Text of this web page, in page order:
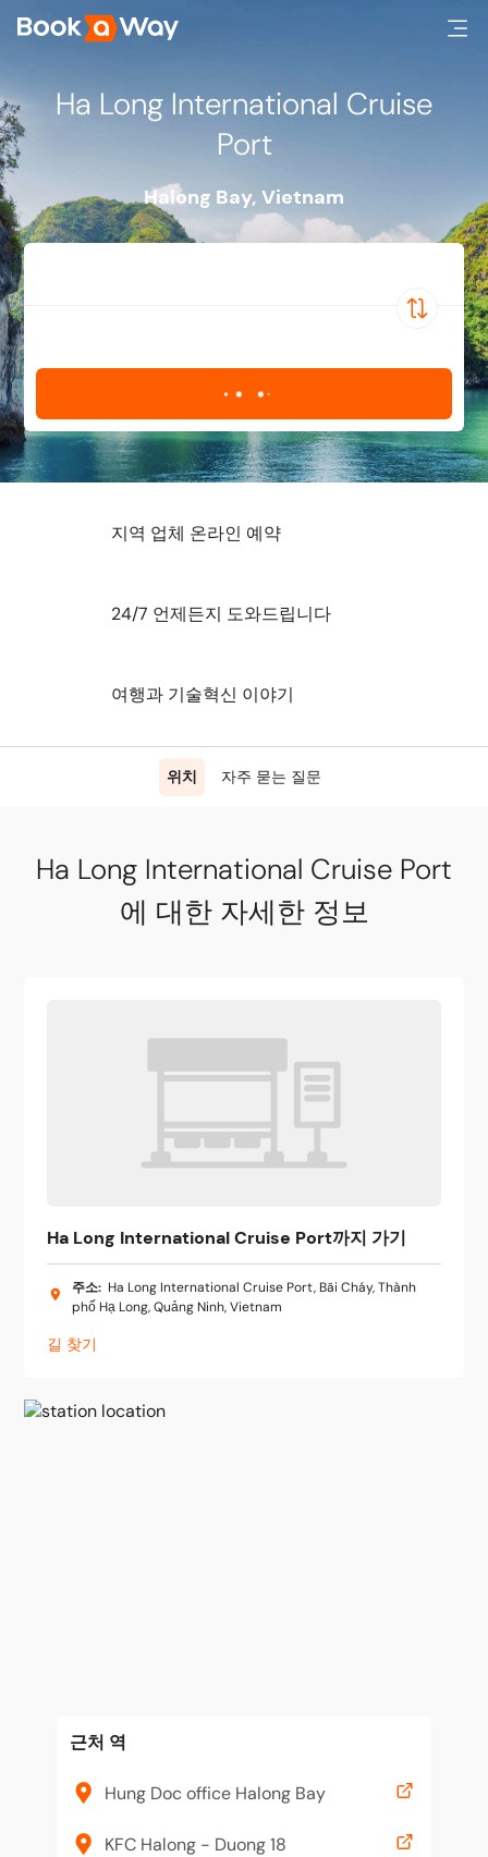
Ha Long International Cruise
Port
Halong Bay, Vietnam
위치 자주 묻는 질문
지역 업체 온라인 예약
24/7 언제든지 도와드립니다
여행과 기술혁신 이야기
Ha Long International Cruise Port
에 대한 자세한 정보
Ha Long International Cruise Port까지 가기
주소: Ha Long International Cruise Port, Bãi Cháy, Thành
phố Hạ Long, Quảng Ninh, Vietnam
길 찾기
근처 역
Hung Doc office Halong Bay
KFC Halong - Duong 18